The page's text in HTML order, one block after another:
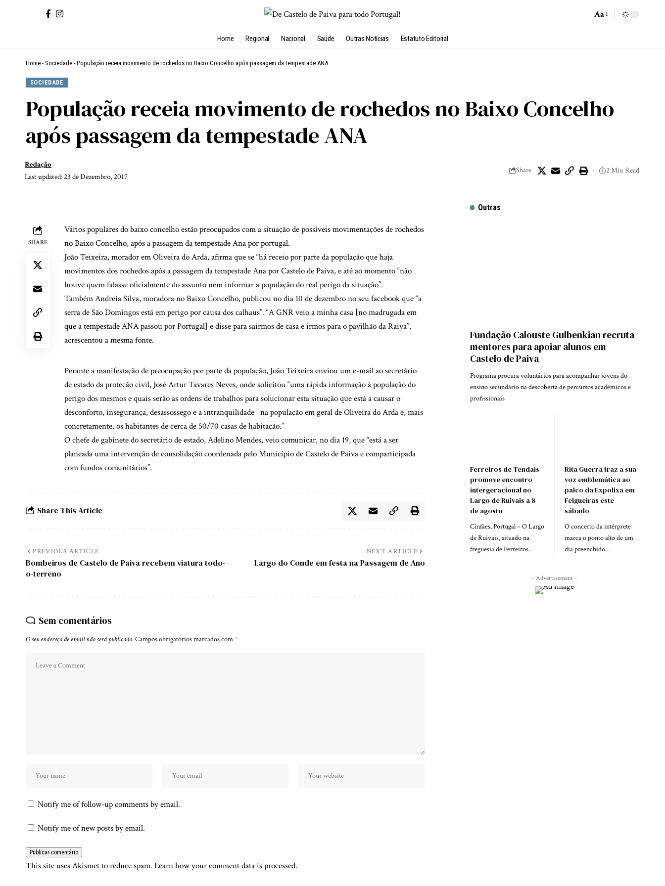
Aa
Home Regional Nacional Saúde Outras Notícias Estatuto Editorial
Home - Sociedade - População receia movimento de rochedos no Baixo Concelho após passagem da tempestade ANA
SOCIEDADE
População receia movimento de rochedos no Baixo Concelho
após passagem da tempestade ANA
Last updated: 23 de Dezembro, 2017
Redação
Share 2 Min Read
SHARE
Vários populares do baixo concelho estão preocupados com a situação de possíveis movimentações de rochedos
no Baixo Concelho, após a passagem da tempestade Ana por portugal.
João Teixeira, morador em Oliveira do Arda, afirma que se “há receio por parte da população que haja
movimentos dos rochedos após a passagem da tempestade Ana por Castelo de Paiva, e até ao momento “não
houve quem falasse oficialmente do assunto nem informar a população do real perigo da situação”.
Também Andreia Silva, moradora no Baixo Concelho, publicou no dia 10 de dezembro no seu facebook que “a
serra de São Domingos está em perigo por causa dos calhaus”. “A GNR veio a minha casa [no madrugada em
que a tempestade ANA passou por Portugal] e disse para sairmos de casa e irmos para o pavilhão da Raiva”,
acrescentou a mesma fonte.
Perante a manifestação de preocupação por parte da população, João Teixeira enviou um e-mail ao secretário
de estado da proteção civil, José Artur Tavares Neves, onde solicitou “uma rápida informação à população do
perigo dos mesmos e quais serão as ordens de trabalhos para solucionar esta situação que está a causar o
desconforto, insegurança, desassossego e a intranquilidade na população em geral de Oliveira do Arda e, mais
concretamente, os habitantes de cerca de 50/70 casas de habitação.”
O chefe de gabinete do secretário de estado, Adelino Mendes, veio comunicar, no dia 19, que “está a ser
planeada uma intervenção de consolidação coordenada pelo Município de Castelo de Paiva e comparticipada
com fundos comunitários”.
Share This Article
PREVIOUS ARTICLE
Bombeiros de Castelo de Paiva recebem viatura todo-
o-terreno
NEXT ARTICLE
Largo do Conde em festa na Passagem de Ano
Sem comentários
O seu endereço de email não será publicado. Campos obrigatórios marcados com*
Notify me of follow-up comments by email.
Notify me of new posts by email.
This site uses Akismet to reduce spam. Learn how your comment data is processed.
Outras
Fundação Calouste Gulbenkian recruta
mentores para apoiar alunos em
Castelo de Paiva
Programa procura voluntários para acompanhar jovens do
ensino secundário na descoberta de percursos académicos e
profissionais
Ferreiros de Tendais
promove encontro
intergeracional no
Largo de Ruivais a 8
de agosto
Cinfães, Portugal – O Largo
de Ruivais, situado na
freguesia de Ferreiros…
Rita Guerra traz a sua
voz emblemática ao
palco da Expolixa em
Felgueiras este
sábado
O concerto da intérprete
marca o ponto alto de um
dia preenchido…
- Advertisement -